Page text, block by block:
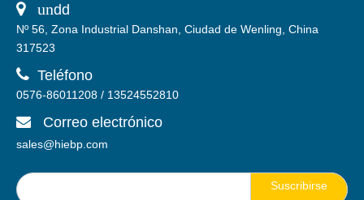
 undd
Nº 56, Zona Industrial Danshan, Ciudad de Wenling, China
317523
 Teléfono
0576-86011208 / 13524552810
 Correo electrónico
sales@hiebp.com
Suscribirse